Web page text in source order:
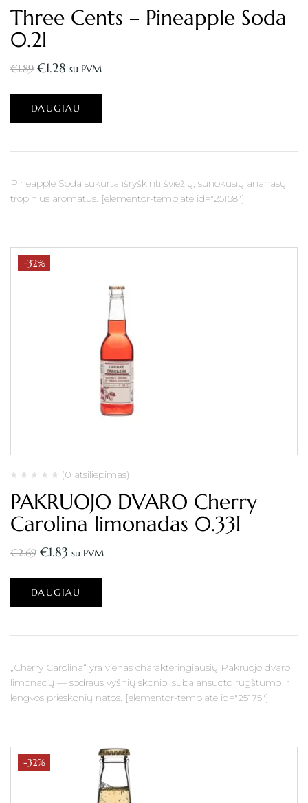
Three Cents – Pineapple Soda
0.2l
€1.89 €1.28 su PVM
DAUGIAU
Pineapple Soda sukurta išryškinti šviežių, sunokusių ananasų
tropinius aromatus. [elementor-template id="25158"]
-32%
(0 atsiliepimas)
PAKRUOJO DVARO Cherry
Carolina limonadas 0.33l
€2.69 €1.83 su PVM
DAUGIAU
„Cherry Carolina“ yra vienas charakteringiausių Pakruojo dvaro
limonadų — sodraus vyšnių skonio, subalansuoto rūgštumo ir
lengvos prieskonių natos. [elementor-template id="25175"]
-32%